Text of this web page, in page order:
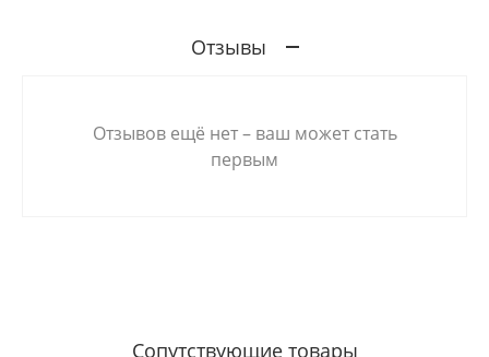
Отзывы
Отзывов ещё нет – ваш может стать
первым
Сопутствующие товары